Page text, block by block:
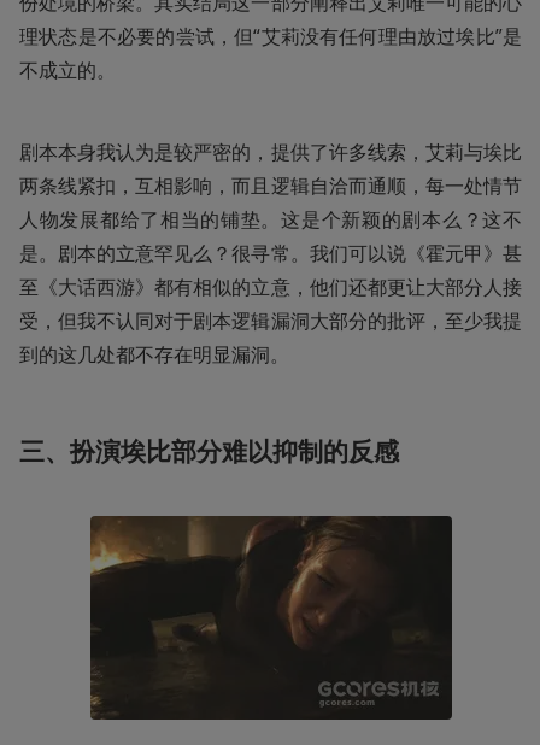
理状态是不必要的尝试，但“艾莉没有任何理由放过埃比”是
不成立的。
剧本本身我认为是较严密的，提供了许多线索，艾莉与埃比
两条线紧扣，互相影响，而且逻辑自洽而通顺，每一处情节
人物发展都给了相当的铺垫。这是个新颖的剧本么？这不
是。剧本的立意罕见么？很寻常。我们可以说《霍元甲》甚
至《大话西游》都有相似的立意，他们还都更让大部分人接
受，但我不认同对于剧本逻辑漏洞大部分的批评，至少我提
到的这几处都不存在明显漏洞。
三、扮演埃比部分难以抑制的反感